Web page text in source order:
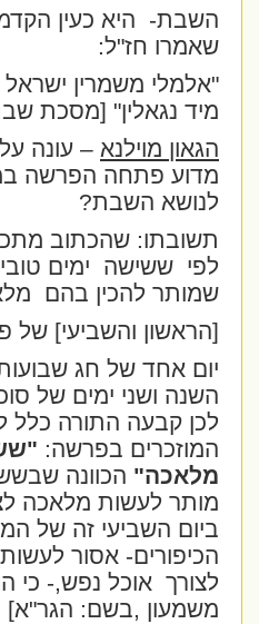
השבת- היא כעין
שאמרו חז"ל:
"אלמלי משמרין
מיד נגאלין" [מסכת
הגאון מוילנא– עונה על
מדוע פתחה הפרשה
לנושא השבת?
תשובתו: שהכתוב
לפי ששישה ימים
שמותר להכין בהם
[הראשון והשביעי] של
יום אחד של חג
השנה ושני ימים של
לכן קבעה התורה כלל
המוזכרים בפרשה:
מלאכה"הכוונה
מותר לעשות מלאכה
ביום השביעי זה של
הכיפורים- אסור לעשות
לצורך אוכל נפש,- כי
משמעון ,בשם: הגר"א]